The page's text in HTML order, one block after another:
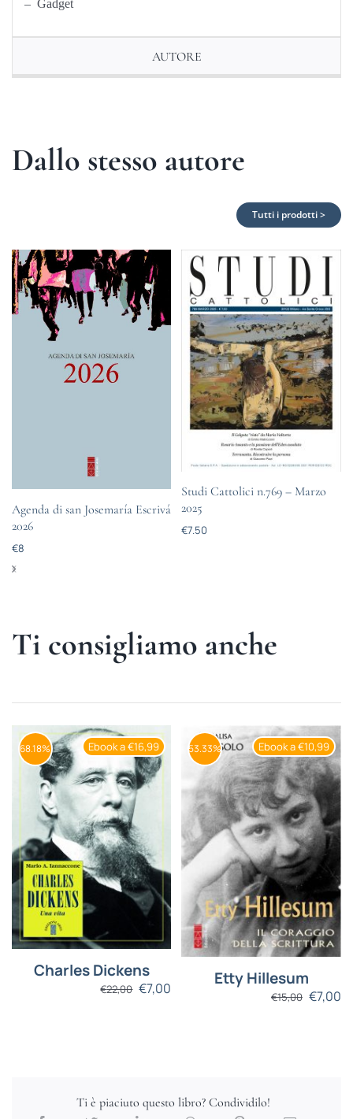
– Gadget
AUTORE
Dallo stesso autore
Tutti i prodotti >
Agenda di san Josemaría Escrivá
2026
€8
Studi Cattolici n.769 – Marzo
2025
€7.50
Ti consigliamo anche
Ebook a €16,99
68.18%
Charles Dickens
€22,00 €7,00
Ebook a €10,99
53.33%
Etty Hillesum
€15,00 €7,00
Ti è piaciuto questo libro? Condividilo!